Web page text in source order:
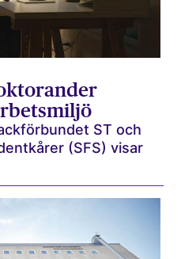
ST och
(SFS) visar